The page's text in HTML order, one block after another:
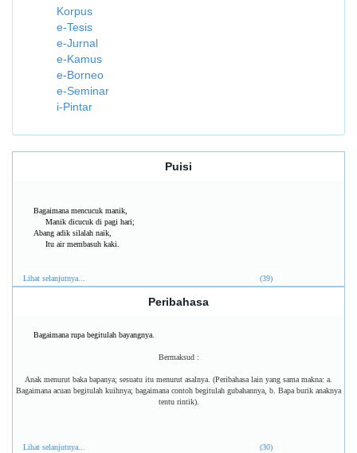
Korpus
e-Tesis
e-Jurnal
e-Kamus
e-Borneo
e-Seminar
i-Pintar
Puisi
Bagaimana mencucuk manik,
Manik dicucuk di pagi hari;
Abang adik silalah naik,
Itu air membasuh kaki.
Lihat selanjutnya... (39)
Peribahasa
Bagaimana rupa begitulah bayangnya.
Bermaksud :
Anak menurut baka bapanya; sesuatu itu menurut asalnya. (Peribahasa lain yang sama makna: a.
Bagaimana acuan begitulah kuihnya; bagaimana contoh begitulah gubahannya, b. Bapa burik anaknya
tentu rintik).
Lihat selanjutnya... (30)